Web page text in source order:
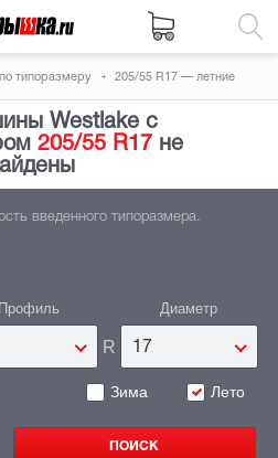
типоразмеру 205/55 R17 — летние
Westlake с
205/55 R17 не
введенного типоразмера.
Профиль
R
Диаметр
17
Зима Лето